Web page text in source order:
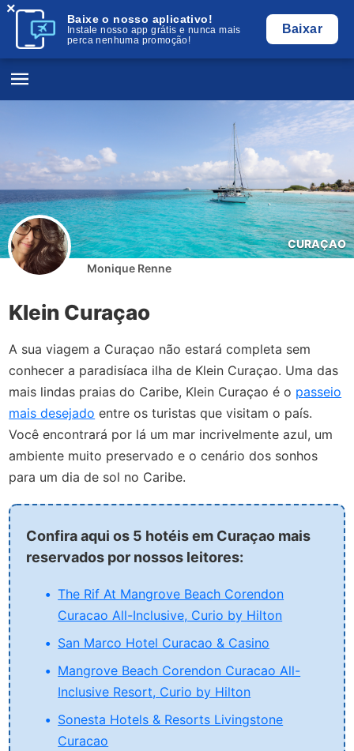
Baixe o nosso aplicativo!
Instale nosso app grátis e nunca mais
perca nenhuma promoção!
Baixar
×
CURAÇAO
Monique Renne
Klein Curaçao
A sua viagem a Curaçao não estará completa sem
conhecer a paradisíaca ilha de Klein Curaçao. Uma das
mais lindas praias do Caribe, Klein Curaçao é o passeio
mais desejado entre os turistas que visitam o país.
Você encontrará por lá um mar incrivelmente azul, um
ambiente muito preservado e o cenário dos sonhos
para um dia de sol no Caribe.
Confira aqui os 5 hotéis em Curaçao mais
reservados por nossos leitores:
The Rif At Mangrove Beach Corendon
Curacao All-Inclusive, Curio by Hilton
San Marco Hotel Curacao & Casino
Mangrove Beach Corendon Curacao All-
Inclusive Resort, Curio by Hilton
Sonesta Hotels & Resorts Livingstone
Curacao